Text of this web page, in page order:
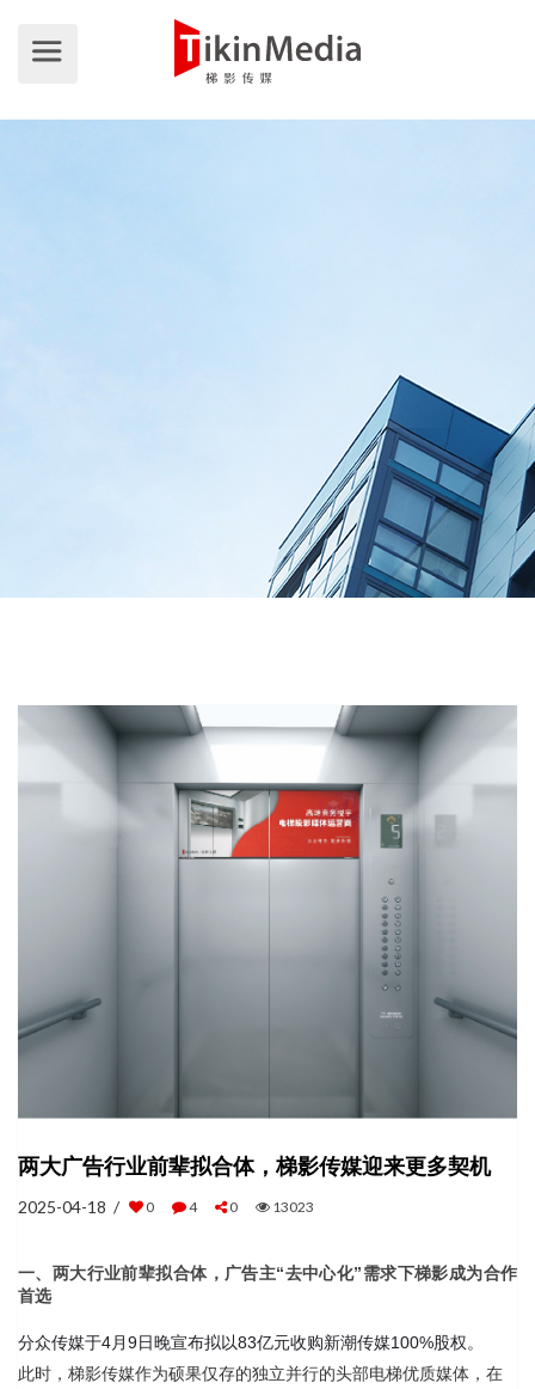
两大广告行业前辈拟合体，梯影传媒迎来更多契机
2025-04-18 / 0 4 0 13023
一、两大行业前辈拟合体，广告主“去中心化”需求下梯影成为合作
首选
分众传媒于4月9日晚宣布拟以83亿元收购新潮传媒100%股权。
此时，梯影传媒作为硕果仅存的独立并行的头部电梯优质媒体，在